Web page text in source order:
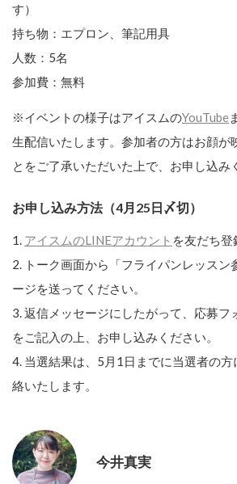
す）
持ち物：エプロン、筆記用具
人数：5名
参加費：無料
※イベントの様子はアイスムのYouTube
生配信いたします。参加者の方はお顔が
とをご了承いただいた上で、お申し込み
お申し込み方法（4月25日〆切）
1. アイスムのLINEアカウント を友だち登
2. トーク画面から「フライパンレッスン
ージを送ってください。
3. 返信メッセージにしたがって、応募フ
をご記入の上、お申し込みください。
4. 当選結果は、5月1日までに当選者の
絡いたします。
今井真実